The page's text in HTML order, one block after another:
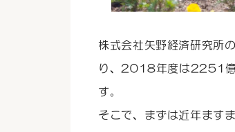
株式会社矢野経済研究所
り、2018年度は2251億
す。
そこで、まずは近年ます